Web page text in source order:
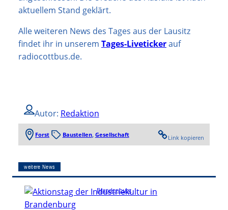
aktuellem Stand geklärt.
Alle weiteren News des Tages aus der Lausitz
findet ihr in unserem Tages-Livetickerauf
radiocottbus.de.
Autor: Redaktion
Forst Baustellen, Gesellschaft Link kopieren
weitere News
Brandenburg